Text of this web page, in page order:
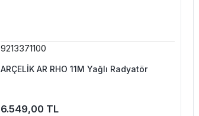
9213371100
ARÇELİK AR RHO 11M Yağlı Radyatör
6.549,00 TL